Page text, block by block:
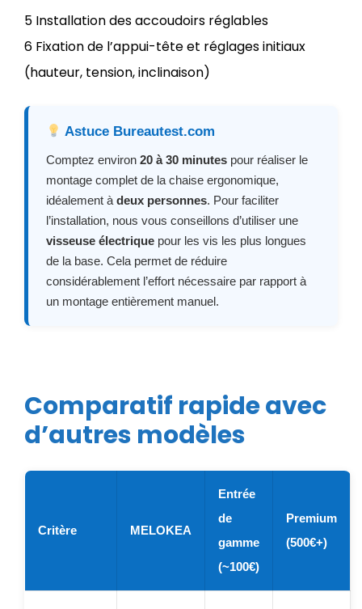
5 Installation des accoudoirs réglables
6 Fixation de l’appui-tête et réglages initiaux
(hauteur, tension, inclinaison)
Astuce Bureautest.com
Comptez environ 20 à 30 minutes pour réaliser le
montage complet de la chaise ergonomique,
idéalement à deux personnes. Pour faciliter
l’installation, nous vous conseillons d’utiliser une
visseuse électrique pour les vis les plus longues
de la base. Cela permet de réduire
considérablement l’effort nécessaire par rapport à
un montage entièrement manuel.
Comparatif rapide avec
d’autres modèles
Critère MELOKEA
Entrée
de
gamme
(~100€)
Premium
(500€+)